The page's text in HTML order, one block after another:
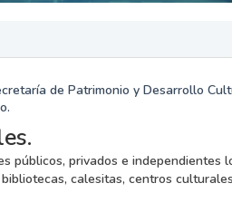
de Patrimonio y Desarrollo
públicos, privados e independientes
calesitas, centros